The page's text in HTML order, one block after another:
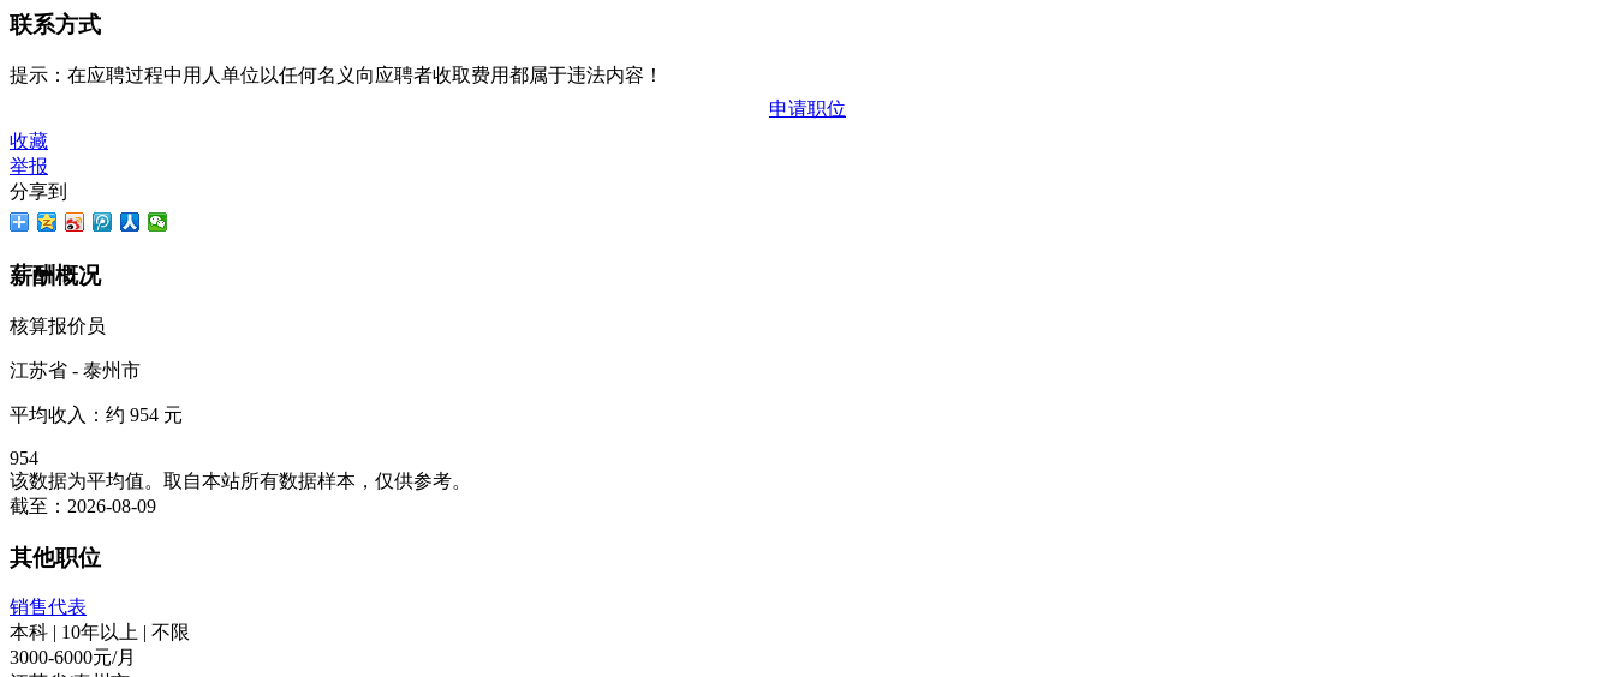
联系方式
提示：在应聘过程中用人单位以任何名义向应聘者收取费用都属于违法内容！
申请职位
收藏
举报
分享到
薪酬概况
核算报价员
江苏省 - 泰州市
平均收入：约 954 元
954
该数据为平均值。取自本站所有数据样本，仅供参考。
截至：2026-08-09
其他职位
销售代表
本科 | 10年以上 | 不限
3000-6000元/月